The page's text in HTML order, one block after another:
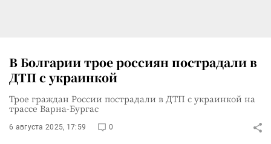
В Болгарии трое россиян пострадали в
ДТП с украинкой
Трое граждан России пострадали в ДТП с украинкой на
трассе Варна-Бургас
6 августа 2025, 17:59 0